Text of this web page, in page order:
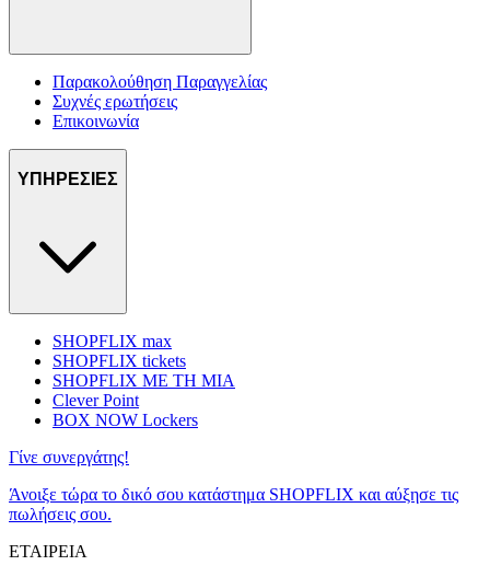
Παρακολούθηση Παραγγελίας
Συχνές ερωτήσεις
Επικοινωνία
ΥΠΗΡΕΣΙΕΣ
SHOPFLIX max
SHOPFLIX tickets
SHOPFLIX ΜΕ ΤΗ ΜΙΑ
Clever Point
BOX NOW Lockers
Γίνε συνεργάτης!
Άνοιξε τώρα το δικό σου κατάστημα SHOPFLIX και αύξησε τις
πωλήσεις σου.
ΕΤΑΙΡΕΙΑ